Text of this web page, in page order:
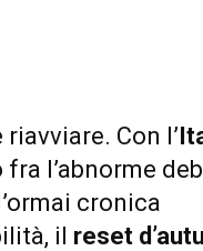
Con l’
l’abnorme
cronica
il reset